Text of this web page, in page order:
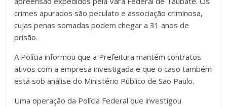
crimes apurados são peculato e associação criminosa,
cujas penas somadas podem chegar a 31 anos de
prisão.
A Polícia informou que a Prefeitura mantém contratos
ativos com a empresa investigada e que o caso também
está sob análise do Ministério Público de São Paulo.
Uma operação da Polícia Federal que investigou